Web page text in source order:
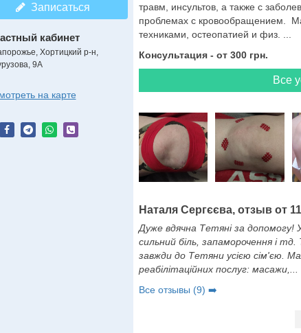
Записаться
кабинет
Хортицкий р-н,
9А
на карте
травм, инсультов, а также с
проблемах с кровообращением.
техниками, остеопатией и физ. ...
Консультация - от 300 грн.
Все
Наталя Сергєєва, отзыв от
Дуже вдячна Тетяні за допомогу!
сильний біль, запаморочення і
завжди до Тетяни усією сім'єю.
реабілітаційних послуг: масажи,...
Все отзывы (9) ➡️